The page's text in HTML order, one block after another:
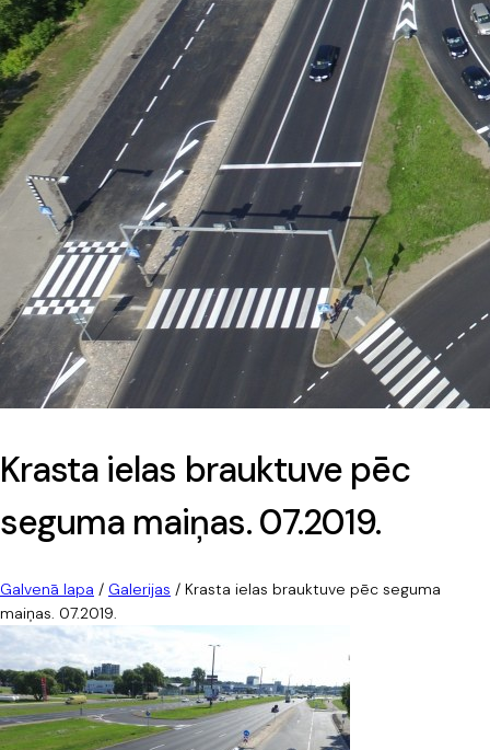
Krasta ielas brauktuve pēc
seguma maiņas. 07.2019.
Galvenā lapa / Galerijas / Krasta ielas brauktuve pēc seguma
maiņas. 07.2019.